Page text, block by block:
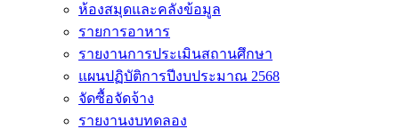
ห้องสมุดและคลังข้อมูล
รายการอาหาร
รายงานการประเมินสถานศึกษา
แผนปฏิบัติการปีงบประมาณ 2568
จัดซื้อจัดจ้าง
รายงานงบทดลอง